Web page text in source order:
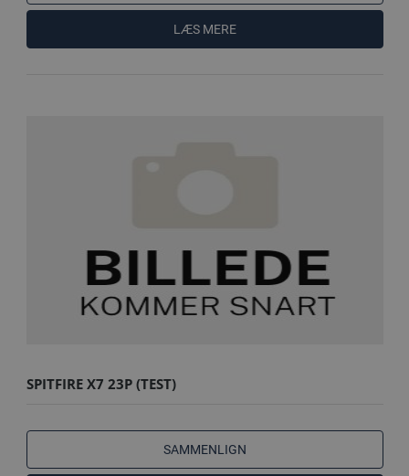
LÆS MERE
SPITFIRE X7 23P (TEST)
SAMMENLIGN